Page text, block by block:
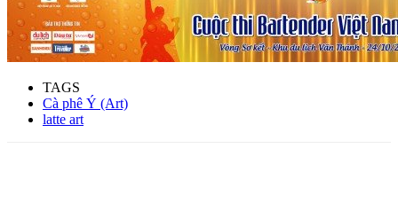
TAGS
Cà phê Ý (Art)
latte art